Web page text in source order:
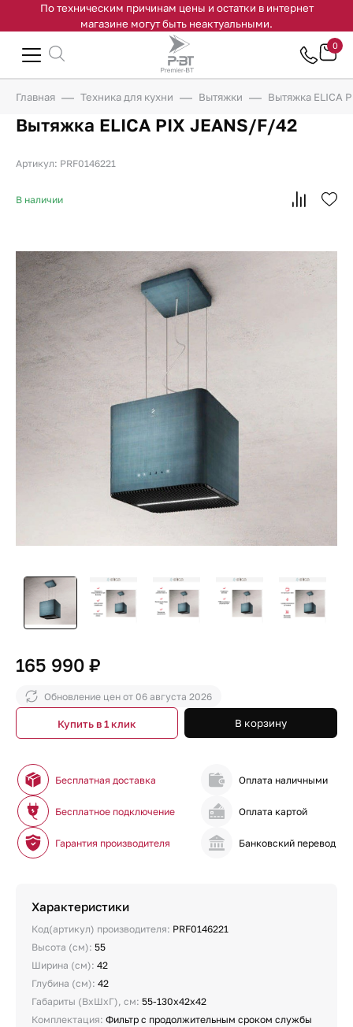
По техническим причинам цены и остатки в интернет
магазине могут быть неактуальными.
0
Главная Техника для кухни Вытяжки Вытяжка ELICA
Вытяжка ELICA PIX JEANS/F/42
Артикул: PRF0146221
В наличии
165 990 ₽
Обновление цен от 06 августа 2026
В корзину
Купить в 1 клик
Бесплатная доставка
Бесплатное подключение
Гарантия производителя
Оплата наличными
Оплата картой
Банковский перевод
Характеристики
Код(артикул) производителя: PRF0146221
Высота (см): 55
Ширина (см): 42
Глубина (см): 42
Габариты (ВхШхГ), см: 55-130х42х42
Комплектация: Фильтр с продолжительным сроком службы